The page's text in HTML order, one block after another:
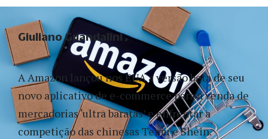
A Amazon lançou nos EUA a versão beta de seu
novo aplicativo de e-commerce para a venda de
mercadorias ‘ultra baratas’ e enfrentar a
competição das chinesas Temu e Shein.
Giuliano Guandalini